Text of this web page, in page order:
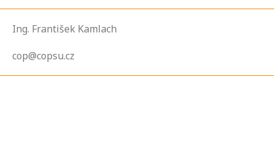
Ing. František Kamlach
cop@copsu.cz